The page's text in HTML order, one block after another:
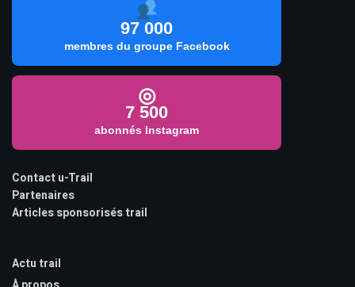
97 000
membres du groupe Facebook
◎
7 500
abonnés Instagram
Contact u-Trail
Partenaires
Articles sponsorisés trail
Actu trail